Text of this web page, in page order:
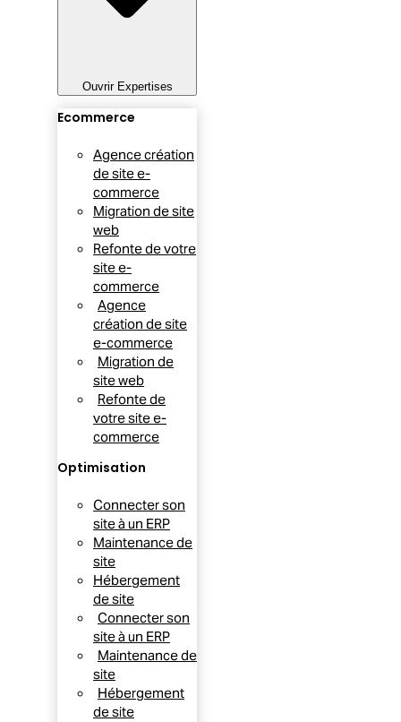
Ouvrir Expertises
Ecommerce
Agence création
de site e-
commerce
Migration de site
web
Refonte de votre
site e-
commerce
Agence
création de site
e-commerce
Migration de
site web
Refonte de
votre site e-
commerce
Optimisation
Connecter son
site à un ERP
Maintenance de
site
Hébergement
de site
Connecter son
site à un ERP
Maintenance de
site
Hébergement
de site